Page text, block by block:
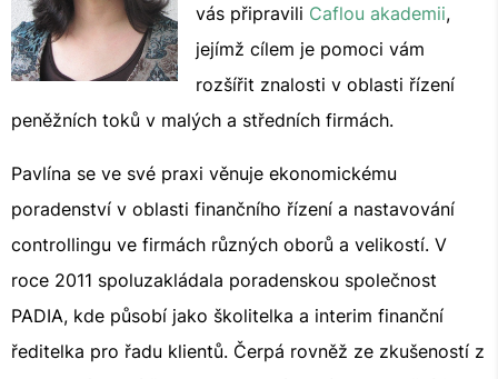
vás připravili Caflou akademii,
jejímž cílem je pomoci vám
rozšířit znalosti v oblasti řízení
peněžních toků v malých a středních firmách.
Pavlína se ve své praxi věnuje ekonomickému
poradenství v oblasti finančního řízení a nastavování
controllingu ve firmách různých oborů a velikostí. V
roce 2011 spoluzakládala poradenskou společnost
PADIA, kde působí jako školitelka a interim finanční
ředitelka pro řadu klientů. Čerpá rovněž ze zkušeností z